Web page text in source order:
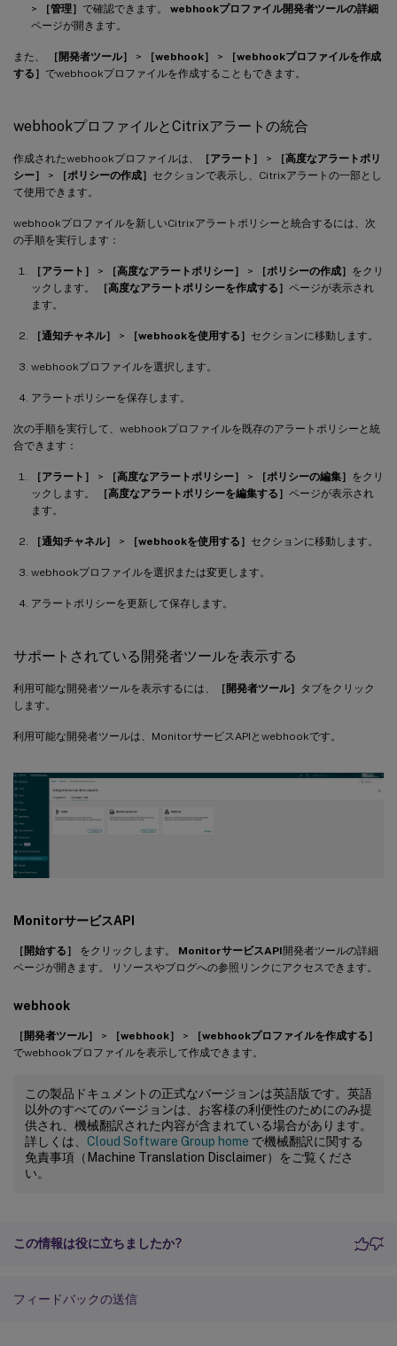
>
［管理］ で確認できます。 webhookプロファイル開発者ツールの詳細
ページが開きます。
また、 ［開発者ツール］ > ［webhook］ >
［webhookプロファイルを作成
する］ でwebhookプロファイルを作成することもできます。
webhookプロファイルとCitrixアラートの統合
作成されたwebhookプロファイルは、 ［アラート］ >
［高度なアラートポリ
シー］
> ［ポリシーの作成］ セクションで表示し、Citrixアラートの一部とし
て使用できます。
webhookプロファイルを新しいCitrixアラートポリシーと統合するには、次
の手順を実行します：
［アラート］ > ［高度なアラートポリシー］ > ［ポリシーの作成］ をクリ
ックします。
［高度なアラートポリシーを作成する］ ページが表示され
ます。
［通知チャネル］ > ［webhookを使用する］ セクションに移動します。
webhookプロファイルを選択します。
アラートポリシーを保存します。
次の手順を実行して、webhookプロファイルを既存のアラートポリシーと統
合できます：
［アラート］ > ［高度なアラートポリシー］ > ［ポリシーの編集］ をクリ
ックします。
［高度なアラートポリシーを編集する］ ページが表示され
ます。
［通知チャネル］ > ［webhookを使用する］ セクションに移動します。
webhookプロファイルを選択または変更します。
アラートポリシーを更新して保存します。
サポートされている開発者ツールを表示する
利用可能な開発者ツールを表示するには、 ［開発者ツール］ タブをクリック
します。
利用可能な開発者ツールは、MonitorサービスAPIとwebhookです。
MonitorサービスAPI
［開始する］ をクリックします。 MonitorサービスAPI開発者ツールの詳細
ページが開きます。 リソースやブログへの参照リンクにアクセスできます。
webhook
［開発者ツール］ > ［webhook］ >
［webhookプロファイルを作成する］
でwebhookプロファイルを表示して作成できます。
この製品ドキュメントの正式なバージョンは英語版です。英語
以外のすべてのバージョンは、お客様の利便性のためにのみ提
供され、機械翻訳された内容が含まれている場合があります。
詳しくは、 Cloud Software Group home で機械翻訳に関する
免責事項（Machine Translation Disclaimer）をご覧くださ
い。
この情報は役に立ちましたか?
フィードバックの送信